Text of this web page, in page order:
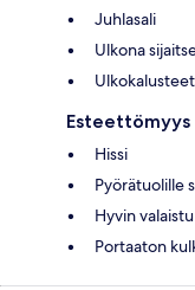
Juhlasali
Ulkona
Ulkokalusteet
Esteettömyys
Hissi
Pyörätuolille
Hyvin
Portaaton